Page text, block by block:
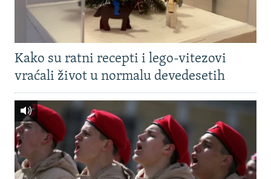
Kako su ratni recepti i lego-vitezovi
vraćali život u normalu devedesetih